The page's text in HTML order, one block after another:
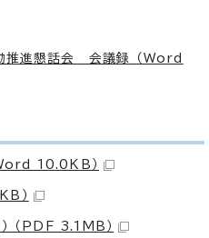
推進懇話会 会議録 （Word
10.0KB）
）
（PDF 3.1MB）